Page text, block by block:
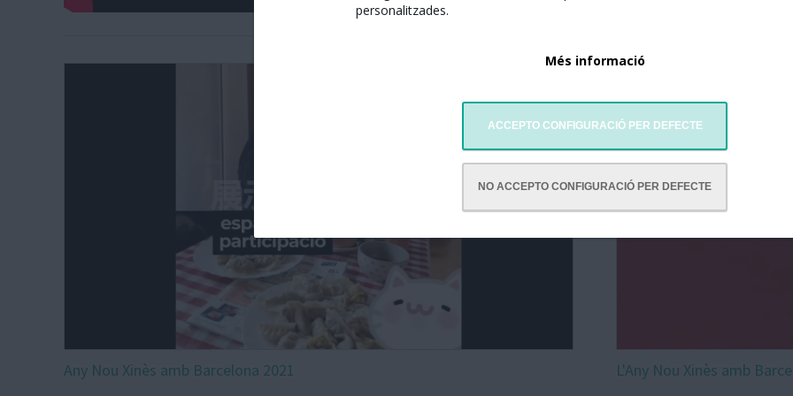
personalitzades.
Més informació
ACCEPTO CONFIGURACIÓ PER DEFECTE
NO ACCEPTO CONFIGURACIÓ PER DEFECTE
Any Nou Xinès amb Barcelona 2021 L'Any Nou Xinès amb